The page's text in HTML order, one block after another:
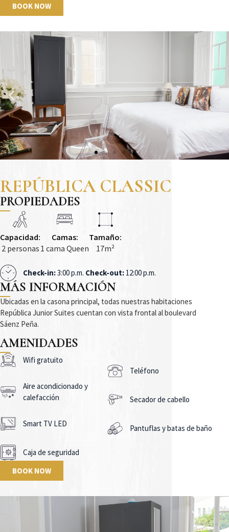
BOOK NOW
REPÚBLICA CLASSIC
PROPIEDADES
Capacidad:
2 personas
Camas:
1 cama Queen
Tamaño:
17m²
Check-in:3:00 p.m. Check-out: 12:00 p.m.
MÁS INFORMACIÓN
Ubicadas en la casona principal, todas nuestras habitaciones
República Junior Suites cuentan con vista frontal al boulevard
Sáenz Peña.
AMENIDADES
Wifi gratuito
Aire acondicionado y
calefacción
Smart TV LED
Caja de seguridad
Teléfono
Secador de cabello
Pantuflas y batas de baño
BOOK NOW